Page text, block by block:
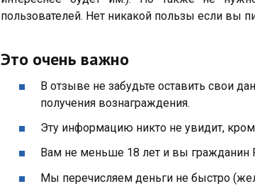
пользователей. Нет никакой пользы если вы
Это очень важно
В отзыве не забудьте оставить свои
получения вознаграждения.
Эту информацию никто не увидит,
Вам не меньше 18 лет и вы гражданин
Мы перечисляем деньги не быстро